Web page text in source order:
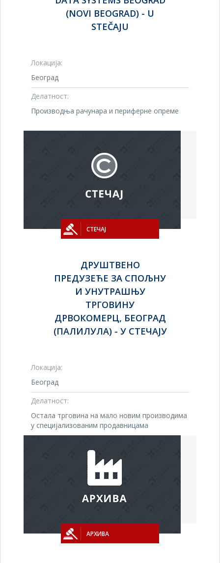
(NOVI BEOGRAD) - U
STEČAJU
Локација:
Београд
Делатност:
Производња рачунара и периферне опреме
СТЕЧАЈ
ДРУШТВЕНО
ПРЕДУЗЕЋЕ ЗА СПОЉНУ
И УНУТРАШЊУ
ТРГОВИНУ
ДРВОКОМЕРЦ, БЕОГРАД
(ПАЛИЛУЛА) - У СТЕЧАЈУ
Локација:
Београд
Делатност:
Остала трговина на мало новим производима
у специјализованим продавницама
АРХИВА